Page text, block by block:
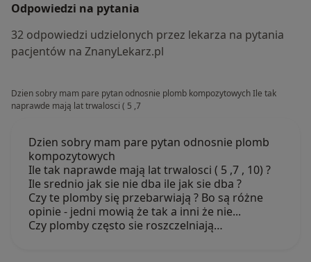
Odpowiedzi na pytania
32 odpowiedzi udzielonych przez lekarza na pytania
pacjentów na ZnanyLekarz.pl
Dzien sobry mam pare pytan odnosnie plomb kompozytowych Ile tak
naprawde mają lat trwalosci ( 5 ,7
Dzien sobry mam pare pytan odnosnie plomb
kompozytowych
Ile tak naprawde mają lat trwalosci ( 5 ,7 , 10) ?
Ile srednio jak sie nie dba ile jak sie dba ?
Czy te plomby się przebarwiają ? Bo są różne
opinie - jedni mowią że tak a inni że nie...
Czy plomby często sie roszczelniają…